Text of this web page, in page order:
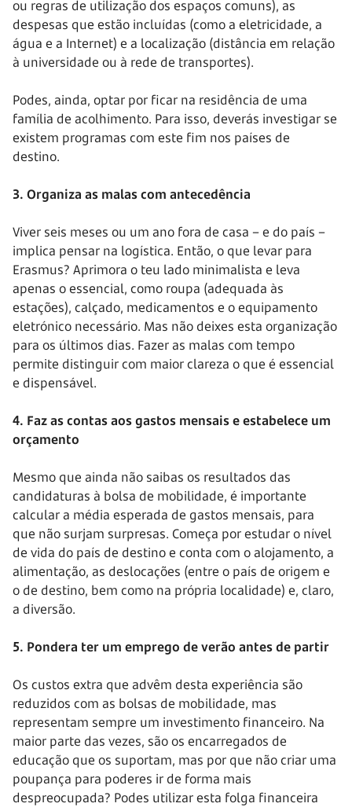
ou regras de utilização dos espaços comuns), as
despesas que estão incluídas (como a eletricidade, a
água e a Internet) e a localização (distância em relação
à universidade ou à rede de transportes).
Podes, ainda, optar por ficar na residência de uma
família de acolhimento. Para isso, deverás investigar se
existem programas com este fim nos países de
destino.
3. Organiza as malas com antecedência
Viver seis meses ou um ano fora de casa – e do país –
implica pensar na logística. Então, o que levar para
Erasmus? Aprimora o teu lado minimalista e leva
apenas o essencial, como roupa (adequada às
estações), calçado, medicamentos e o equipamento
eletrónico necessário. Mas não deixes esta organização
para os últimos dias. Fazer as malas com tempo
permite distinguir com maior clareza o que é essencial
e dispensável.
4. Faz as contas aos gastos mensais e estabelece um
orçamento
Mesmo que ainda não saibas os resultados das
candidaturas à bolsa de mobilidade, é importante
calcular a média esperada de gastos mensais, para
que não surjam surpresas. Começa por estudar o nível
de vida do país de destino e conta com o alojamento, a
alimentação, as deslocações (entre o país de origem e
o de destino, bem como na própria localidade) e, claro,
a diversão.
5. Pondera ter um emprego de verão antes de partir
Os custos extra que advêm desta experiência são
reduzidos com as bolsas de mobilidade, mas
representam sempre um investimento financeiro. Na
maior parte das vezes, são os encarregados de
educação que os suportam, mas por que não criar uma
poupança para poderes ir de forma mais
despreocupada? Podes utilizar esta folga financeira